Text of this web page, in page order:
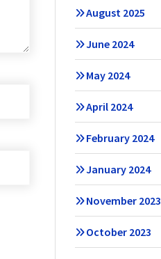
August 2025
June 2024
May 2024
April 2024
February 2024
January 2024
November 2023
October 2023